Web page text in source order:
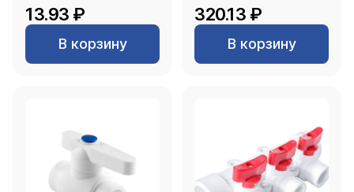
13.93 ₽
В корзину
320.13 ₽
В корзину